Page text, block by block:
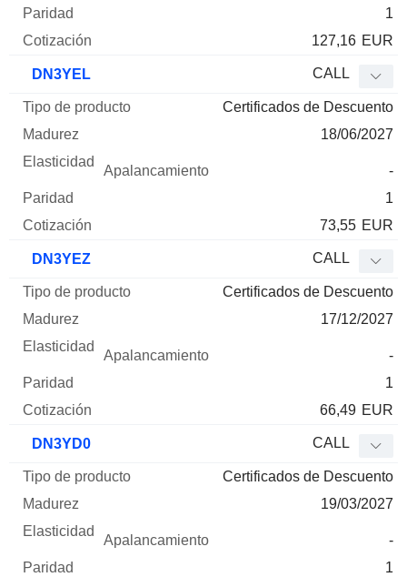
1
127,16 EUR
DN3YEL CALL
Certificados de Descuento
18/06/2027
-
1
73,55 EUR
DN3YEZ CALL
Certificados de Descuento
17/12/2027
-
1
66,49 EUR
DN3YD0 CALL
Certificados de Descuento
19/03/2027
-
1